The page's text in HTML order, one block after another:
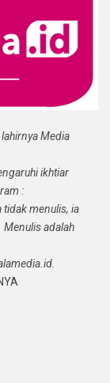
Media
ikhtiar
:
tidak menulis, ia
Menulis adalah